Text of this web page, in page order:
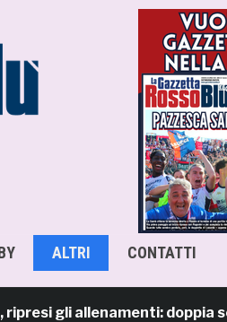
ALTRI CONTATTI
gli allenamenti: doppia seduta